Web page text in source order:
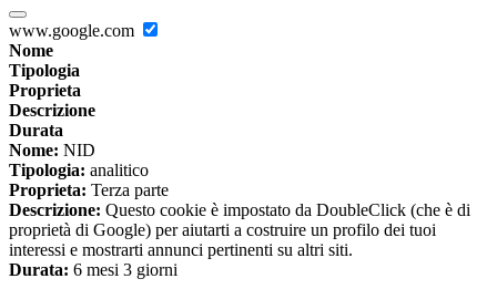
www.google.com
Nome
Tipologia
Proprieta
Descrizione
Durata
Nome: NID
Tipologia: analitico
Proprieta: Terza parte
Descrizione: Questo cookie è impostato da DoubleClick (che è di
proprietà di Google) per aiutarti a costruire un profilo dei tuoi
interessi e mostrarti annunci pertinenti su altri siti.
Durata: 6 mesi 3 giorni